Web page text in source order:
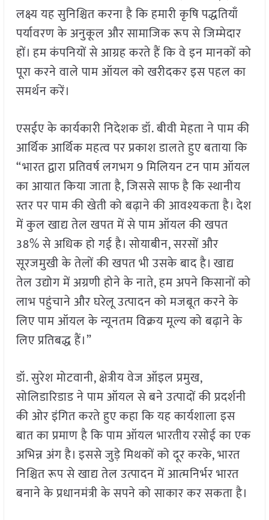
लक्ष्य यह सुनिश्चित करना है कि हमारी कृषि पद्धतियाँ
पर्यावरण के अनुकूल और सामाजिक रूप से जिम्मेदार
हों। हम कंपनियों से आग्रह करते हैं कि वे इन मानकों को
पूरा करने वाले पाम ऑयल को खरीदकर इस पहल का
समर्थन करें।
एसईए के कार्यकारी निदेशक डॉ. बीवी मेहता ने पाम की
आर्थिक आर्थिक महत्व पर प्रकाश डालते हुए बताया कि
“भारत द्वारा प्रतिवर्ष लगभग 9 मिलियन टन पाम ऑयल
का आयात किया जाता है, जिससे साफ है कि स्थानीय
स्तर पर पाम की खेती को बढ़ाने की आवश्यकता है। देश
में कुल खाद्य तेल खपत में से पाम ऑयल की खपत
38% से अधिक हो गई है। सोयाबीन, सरसों और
सूरजमुखी के तेलों की खपत भी उसके बाद है। खाद्य
तेल उद्योग में अग्रणी होने के नाते, हम अपने किसानों को
लाभ पहुंचाने और घरेलू उत्पादन को मजबूत करने के
लिए पाम ऑयल के न्यूनतम विक्रय मूल्य को बढ़ाने के
लिए प्रतिबद्ध हैं।”
डॉ. सुरेश मोटवानी, क्षेत्रीय वेज ऑइल प्रमुख,
सोलिडारिडाड ने पाम ऑयल से बने उत्पादों की प्रदर्शनी
की ओर इंगित करते हुए कहा कि यह कार्यशाला इस
बात का प्रमाण है कि पाम ऑयल भारतीय रसोई का एक
अभिन्न अंग है। इससे जुड़े मिथकों को दूर करके, भारत
निश्चित रूप से खाद्य तेल उत्पादन में आत्मनिर्भर भारत
बनाने के प्रधानमंत्री के सपने को साकार कर सकता है।